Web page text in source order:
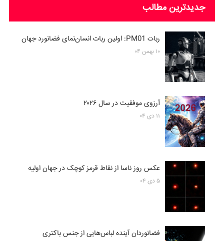
جدیدترین مطالب
ربات PM01: اولین ربات انسان‌نمای فضانورد جهان
۱۰ بهمن ۰۴
آرزوی موفقیت در سال ۲۰۲۶
۱۱ دی ۰۴
عکس روز ناسا از نقاط قرمز کوچک در جهان اولیه
۵ دی ۰۴
فضانوردان آینده لباس‌هایی از جنس باکتری